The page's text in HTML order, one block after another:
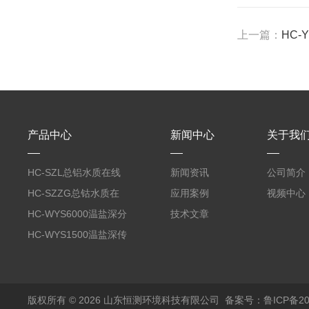
上一篇： HC-
产品中心
HC-SZL总铝水质在线
分析仪
HC-SZZG总钴水质在
线分析仪
HC-WYS6000温盐深分
析仪
HC-WYS1500温盐深传
新闻中心
新闻资讯
应用案例
技术文章
关于我
公司简介
视频中心
版权所有 © 2026 山东恒测环境科技有限公司备案号：鲁ICP备